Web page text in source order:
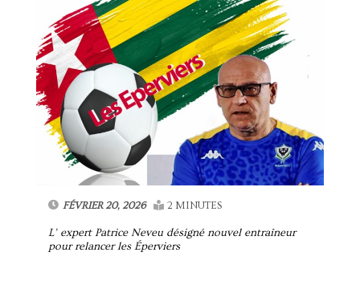
FÉVRIER 20, 2026 2 MINUTES
L’ expert Patrice Neveu désigné nouvel entraîneur
pour relancer les Éperviers